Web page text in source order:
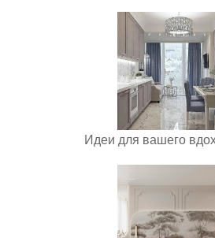
Идеи для вашего